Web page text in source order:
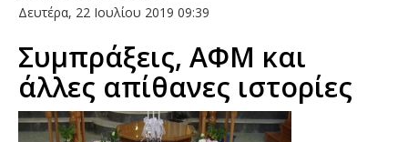
Δευτέρα, 22 Ιουλίου 2019 09:39
Συμπράξεις, ΑΦΜ και
άλλες απίθανες ιστορίες